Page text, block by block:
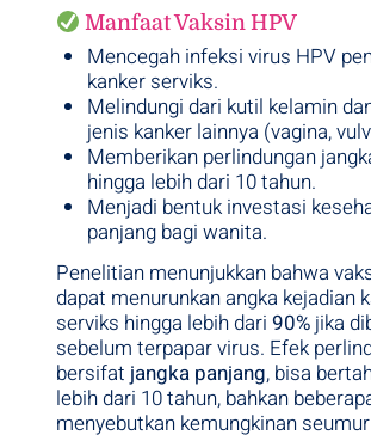
Manfaat Vaksin HPV
Mencegah infeksi virus HPV
kanker serviks.
Melindungi dari kutil kelamin
jenis kanker lainnya (vagina,
Memberikan perlindungan
hingga lebih dari 10 tahun.
Menjadi bentuk investasi
panjang bagi wanita.
Penelitian menunjukkan bahwa
dapat menurunkan angka kejadian
serviks hingga lebih dari 90%jika
sebelum terpapar virus. Efek
bersifat jangka panjang, bisa
lebih dari 10 tahun, bahkan
menyebutkan kemungkinan